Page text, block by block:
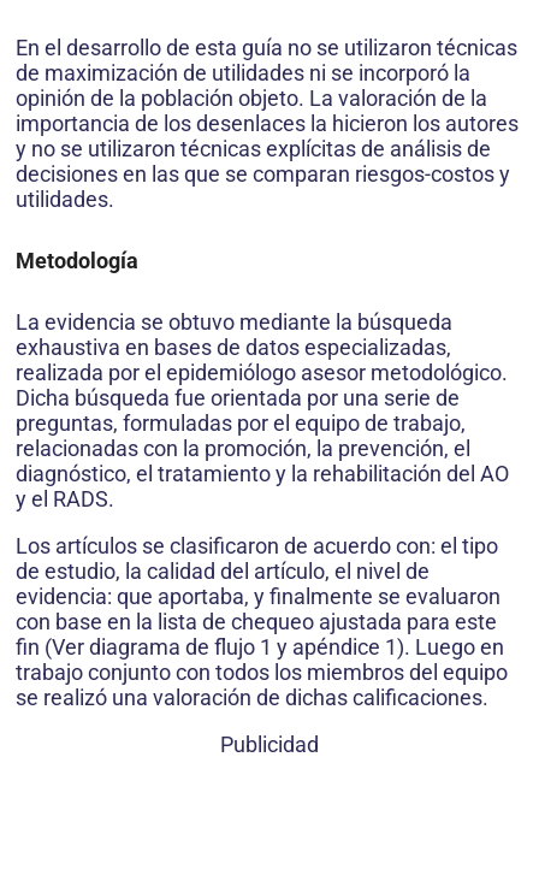
En el desarrollo de esta guía no se utilizaron técnicas
de maximización de utilidades ni se incorporó la
opinión de la población objeto. La valoración de la
importancia de los desenlaces la hicieron los autores
y no se utilizaron técnicas explícitas de análisis de
decisiones en las que se comparan riesgos-costos y
utilidades.
Metodología
La evidencia se obtuvo mediante la búsqueda
exhaustiva en bases de datos especializadas,
realizada por el epidemiólogo asesor metodológico.
Dicha búsqueda fue orientada por una serie de
preguntas, formuladas por el equipo de trabajo,
relacionadas con la promoción, la prevención, el
diagnóstico, el tratamiento y la rehabilitación del AO
y el RADS.
Los artículos se clasificaron de acuerdo con: el tipo
de estudio, la calidad del artículo, el nivel de
evidencia: que aportaba, y finalmente se evaluaron
con base en la lista de chequeo ajustada para este
fin (Ver diagrama de flujo 1 y apéndice 1). Luego en
trabajo conjunto con todos los miembros del equipo
se realizó una valoración de dichas calificaciones.
Publicidad